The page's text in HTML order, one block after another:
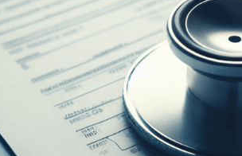
Der Anspruch von
die Praxis
Arbeitsschuhe Rund um 4Point